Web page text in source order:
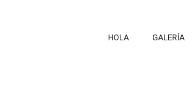
HOLA GALERÍA